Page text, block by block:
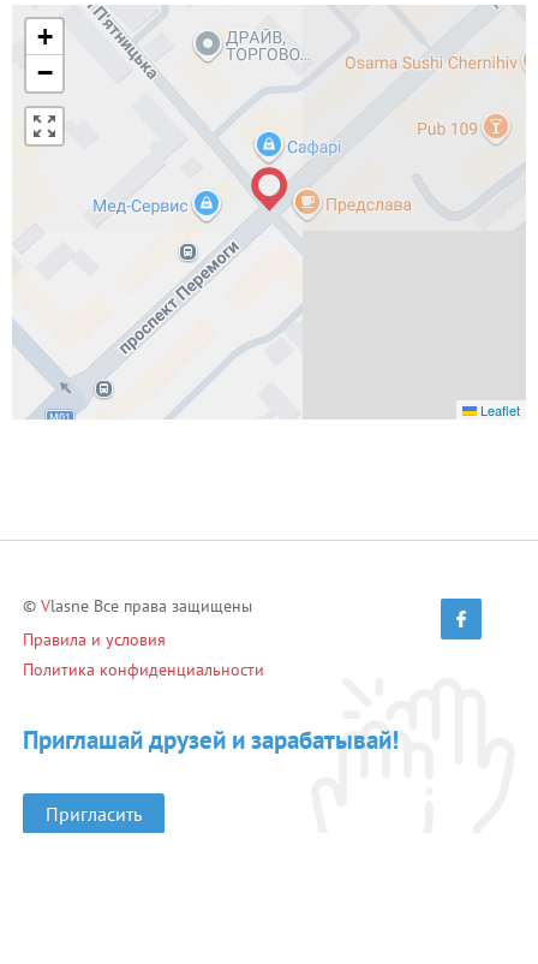
+
−
Leaflet
© Vlasne Все права защищены
Правила и условия
Политика конфиденциальности
Приглашай друзей и зарабатывай!
Пригласить